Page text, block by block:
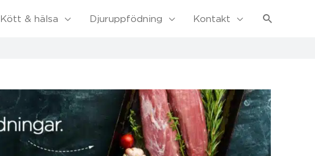
Kött & hälsa Djuruppfödning Kontakt Sök